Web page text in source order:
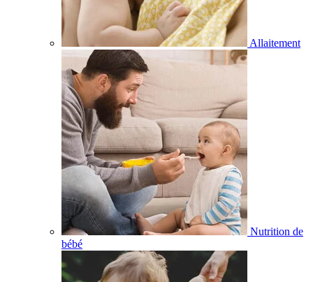
Allaitement
Nutrition de
bébé